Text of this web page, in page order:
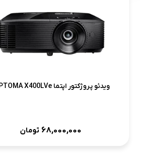
ویدئو پروژکتور اپتما OPTOMA X400LVe
68,000,000 تومان